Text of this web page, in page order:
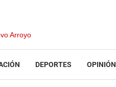
DEPORTES OPINIÓN